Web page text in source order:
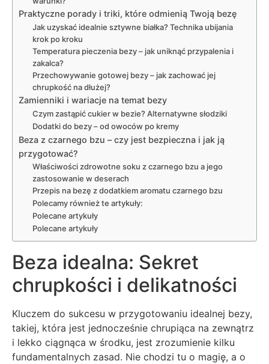
Praktyczne porady i triki, które odmienią Twoją bezę
Jak uzyskać idealnie sztywne białka? Technika ubijania
krok po kroku
Temperatura pieczenia bezy – jak uniknąć przypalenia i
zakalca?
Przechowywanie gotowej bezy – jak zachować jej
chrupkość na dłużej?
Zamienniki i wariacje na temat bezy
Czym zastąpić cukier w bezie? Alternatywne słodziki
Dodatki do bezy – od owoców po kremy
Beza z czarnego bzu – czy jest bezpieczna i jak ją
przygotować?
Właściwości zdrowotne soku z czarnego bzu a jego
zastosowanie w deserach
Przepis na bezę z dodatkiem aromatu czarnego bzu
Polecamy również te artykuły:
Polecane artykuły
Polecane artykuły
Beza idealna: Sekret
chrupkości i delikatności
Kluczem do sukcesu w przygotowaniu idealnej bezy,
takiej, która jest jednocześnie chrupiąca na zewnątrz
i lekko ciągnąca w środku, jest zrozumienie kilku
fundamentalnych zasad. Nie chodzi tu o magię, a o